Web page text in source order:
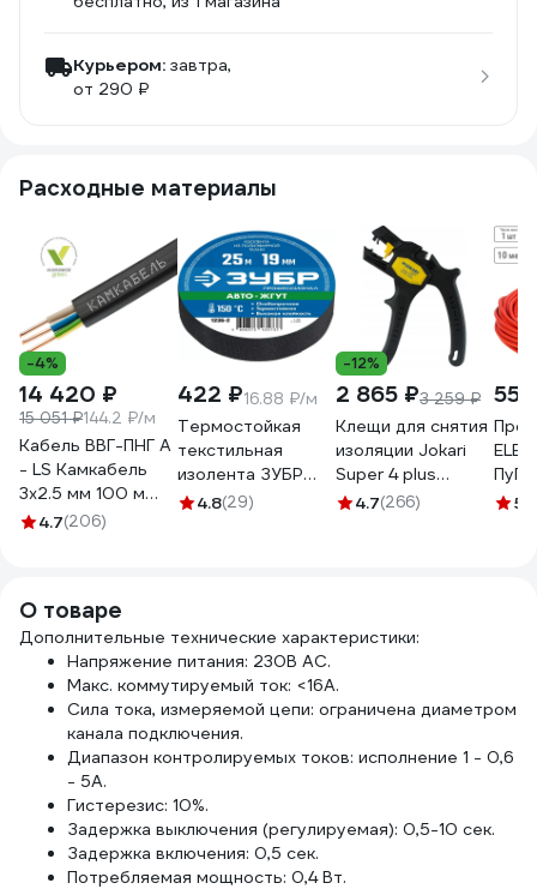
Курьером: завтра,
от 290 ₽
Расходные материалы
-4%
14 420 ₽
15 051 ₽144.2 ₽/м
Кабель ВВГ-ПНГ А
- LS Камкабель
3x2.5 мм 100 м
ГОСТ
4.7(206)
422 ₽16.88 ₽/м
Термостойкая
текстильная
изолента ЗУБР
Авто-Жгут 19 мм х
4.8(29)
-12%
2 865 ₽3 259 ₽
Клещи для снятия
изоляции Jokari
Super 4 plus
20050
4.7(266) 5
О товаре
Дополнительные технические характеристики:
Напряжение питания: 230В AC.
Макс. коммутируемый ток: <16A.
Сила тока, измеряемой цепи: ограничена диаметром
канала подключения.
Диапазон контролируемых токов: исполнение 1 - 0,6
- 5А.
Гистерезис: 10%.
Задержка выключения (регулируемая): 0,5-10 сек.
Задержка включения: 0,5 сек.
Потребляемая мощность: 0,4 Вт.